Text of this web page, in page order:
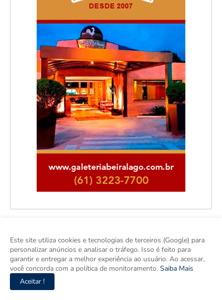
Este site utiliza cookies e tecnologias de terceiros (Google) para
personalizar anúncios e analisar o tráfego. Isso é feito para
garantir e entregar a melhor experiência ao usuário. Ao acessar,
você concorda com a política de monitoramento. Saiba Mais
Aceitar !